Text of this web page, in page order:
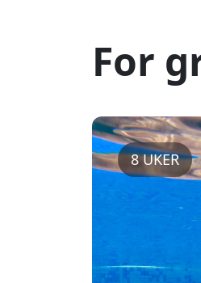
KURS
Kurs som
innen
gravide og